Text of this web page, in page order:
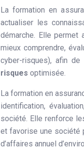
La formation en
actualiser les
démarche. Elle permet
mieux comprendre,
cyber-risques), afin
risques optimisée.
La formation en
identification,
société. Elle renforce
et favorise une société
d’affaires annuel